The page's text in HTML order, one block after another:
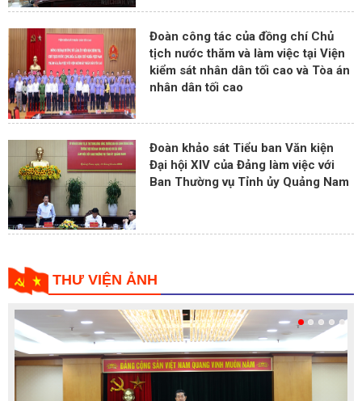
Đoàn công tác của đồng chí Chủ
tịch nước thăm và làm việc tại Viện
kiểm sát nhân dân tối cao và Tòa án
nhân dân tối cao
Đoàn khảo sát Tiểu ban Văn kiện
Đại hội XIV của Đảng làm việc với
Ban Thường vụ Tỉnh ủy Quảng Nam
THƯ VIỆN ẢNH